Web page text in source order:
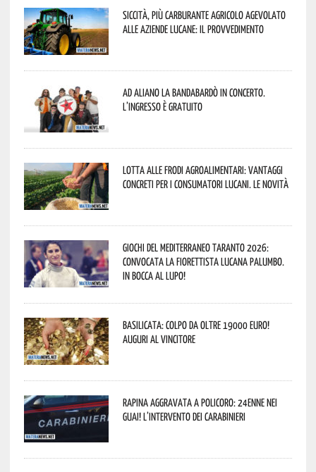
Siccità, più carburante agricolo agevolato
alle aziende lucane: il provvedimento
Ad Aliano la Bandabardò in concerto.
L’ingresso è gratuito
Lotta alle frodi agroalimentari: vantaggi
concreti per i consumatori lucani. Le novità
Giochi del Mediterraneo Taranto 2026:
convocata la fiorettista lucana Palumbo.
In bocca al lupo!
Basilicata: colpo da oltre 19000 Euro!
Auguri al vincitore
Rapina aggravata a Policoro: 24enne nei
guai! L’intervento dei Carabinieri